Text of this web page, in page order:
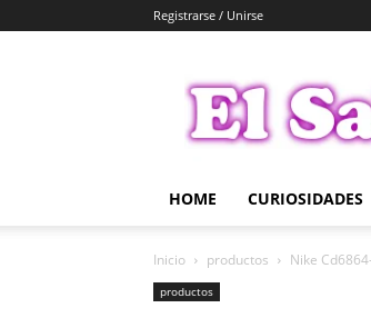
Registrarse / Unirse
HOME CURIOSIDADES
Inicio productos Nike
productos